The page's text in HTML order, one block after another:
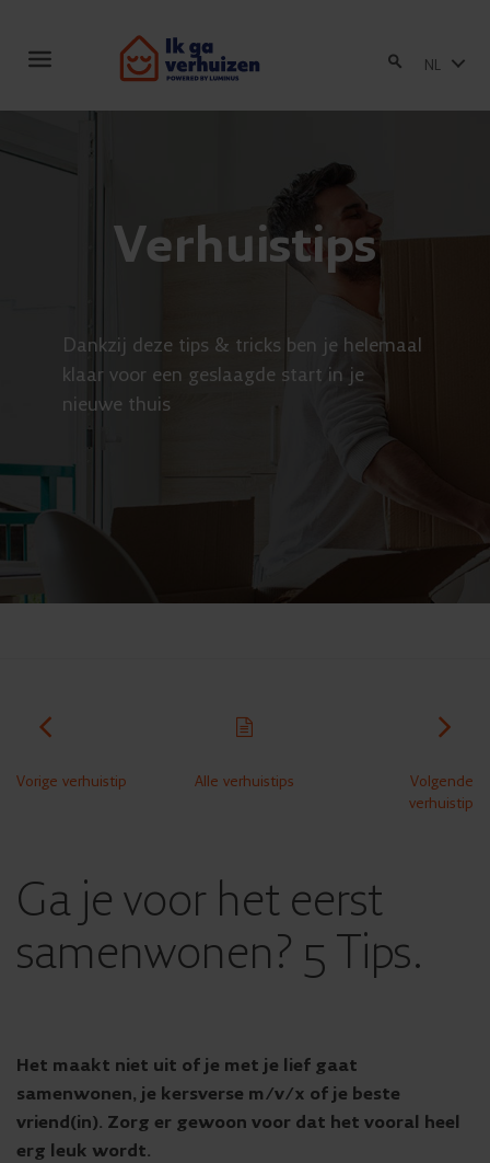
Toggle
NL
Verhuistips
Dankzij deze tips & tricks ben je helemaal
klaar voor een geslaagde start in je
nieuwe thuis
Vorige verhuistip Alle verhuistips
Volgende
verhuistip
Ga je voor het eerst
samenwonen? 5 Tips.
Het maakt niet uit of je met je lief gaat
samenwonen, je kersverse m/v/x of je beste
vriend(in). Zorg er gewoon voor dat het vooral heel
erg leuk wordt.